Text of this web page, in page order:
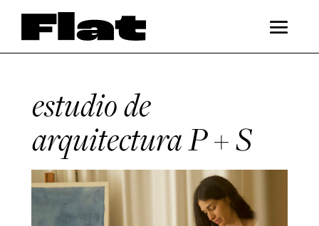
estudio de
arquitectura P + S